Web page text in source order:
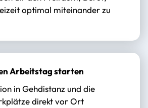
optimal miteinander zu
Arbeitstag starten
in Gehdistanz und die
direkt vor Ort